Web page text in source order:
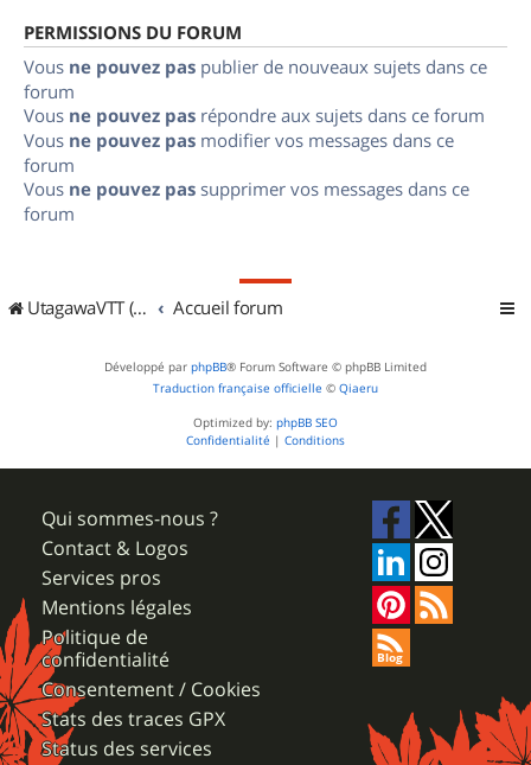
PERMISSIONS DU FORUM
Vous ne pouvez pas publier de nouveaux sujets dans ce
forum
Vous ne pouvez pas répondre aux sujets dans ce forum
Vous ne pouvez pas modifier vos messages dans ce
forum
Vous ne pouvez pas supprimer vos messages dans ce
forum
UtagawaVTT (Randos VTT et VTTAE avec traces GPS) Accueil forum
Développé par phpBB® Forum Software © phpBB Limited
Traduction française officielle © Qiaeru
Optimized by: phpBB SEO
Confidentialité | Conditions
Qui sommes-nous ?
Contact & Logos
Services pros
Mentions légales
Politique de
confidentialité
Consentement / Cookies
Stats des traces GPX
Status des services